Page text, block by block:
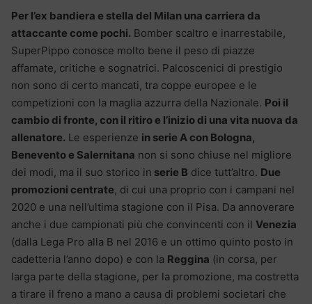
Per l’ex bandiera e stella del Milan una carriera da
attaccante come pochi. Bomber scaltro e inarrestabile,
SuperPippo conosce molto bene il peso di piazze
affamate, critiche e sognatrici. Palcoscenici di prestigio
non sono di certo mancati, tra coppe europee e le
competizioni con la maglia azzurra della Nazionale. Poi il
cambio di fronte, con il ritiro e l’inizio di una vita nuova da
allenatore. Le esperienze in serie A con Bologna,
Benevento e Salernitana non si sono chiuse nel migliore
dei modi, ma il suo storico in serie B dice tutt’altro. Due
promozioni centrate, di cui una proprio con i campani nel
2020 e una nell’ultima stagione con il Pisa. Da annoverare
anche i due campionati più che convincenti con il Venezia
(dalla Lega Pro alla B nel 2016 e un ottimo quinto posto in
cadetteria l’anno dopo) e con la Reggina (in corsa, per
larga parte della stagione, per la promozione, ma costretta
a tirare il freno a mano a causa di problemi societari che